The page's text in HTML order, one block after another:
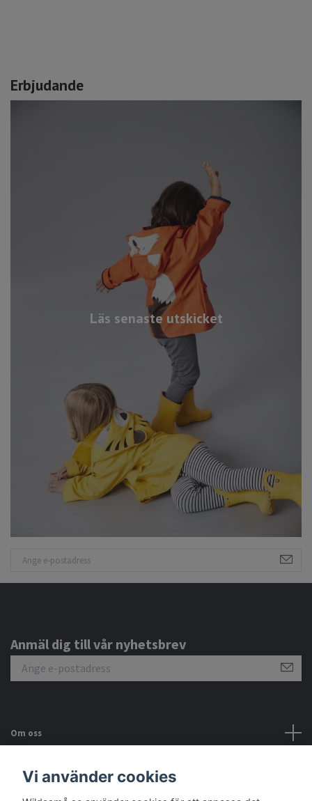
Erbjudande
Läs senaste utskicket
Anmäl dig till vår nyhetsbrev
Om oss
Kundtjänst
Vi använder cookies